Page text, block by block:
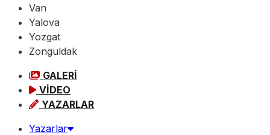
Van
Yalova
Yozgat
Zonguldak
GALERİ
VİDEO
YAZARLAR
Yazarlar